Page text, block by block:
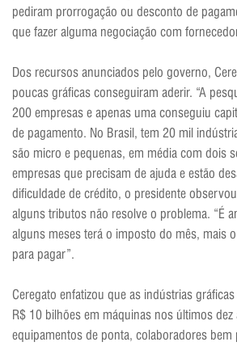
pediram prorrogação ou desconto de
que fazer alguma negociação com
Dos recursos anunciados pelo governo,
poucas gráficas conseguiram aderir. “A
200 empresas e apenas uma conseguiu
de pagamento. No Brasil, tem 20 mil
são micro e pequenas, em média com dois
empresas que precisam de ajuda e estão
dificuldade de crédito, o presidente
alguns tributos não resolve o problema. “É
alguns meses terá o imposto do mês, mais
para pagar”.
Ceregato enfatizou que as indústrias
R$ 10 bilhões em máquinas nos últimos dez
equipamentos de ponta, colaboradores